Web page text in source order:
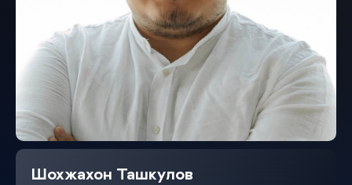
Шохжахон Ташкулов